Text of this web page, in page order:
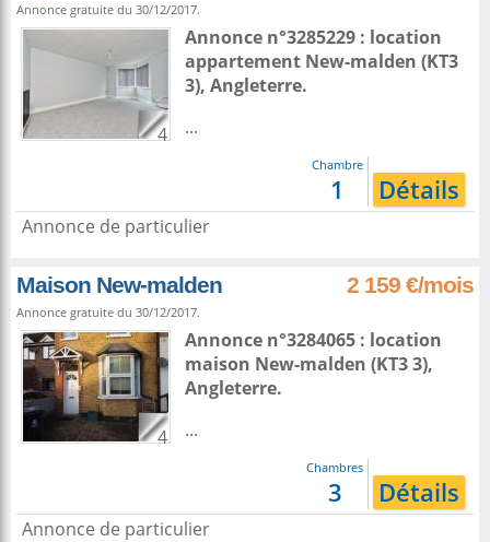
Annonce gratuite du 30/12/2017.
4
Annonce n°3285229 : location
appartement New-malden (KT3
3), Angleterre.
...
Chambre
1 Détails
Annonce de particulier
Maison New-malden 2 159 €/mois
Annonce gratuite du 30/12/2017.
4
Annonce n°3284065 : location
maison New-malden (KT3 3),
Angleterre.
...
Chambres
3 Détails
Annonce de particulier